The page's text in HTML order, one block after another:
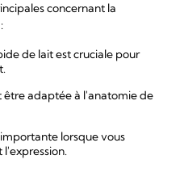
concernant la
de lait est cruciale pour
être adaptée à l'anatomie de
lorsque vous